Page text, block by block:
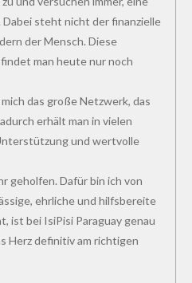
Dabei steht nicht der finanzielle
der Mensch. Diese
man heute nur noch
das große Netzwerk, das
erhält man in vielen
und wertvolle
geholfen. Dafür bin ich von
ehrliche und hilfsbereite
ist bei IsiPisi Paraguay genau
Herz definitiv am richtigen